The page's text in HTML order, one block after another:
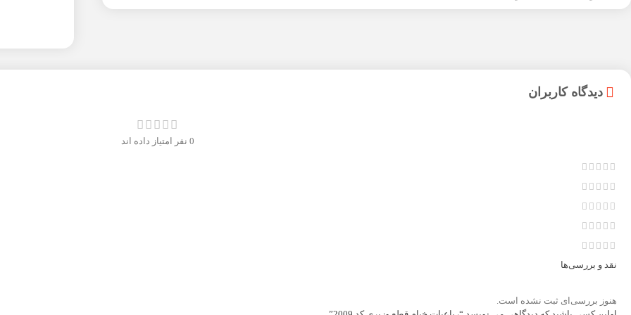
دیدگاه کاربران
0 نفر امتیاز داده اند
نقد و بررسی‌ها
هنوز بررسی‌ای ثبت نشده است.